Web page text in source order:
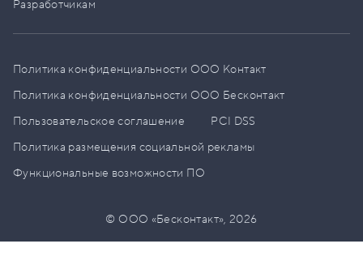
Разработчикам
Политика конфиденциальности ООО Контакт
Политика конфиденциальности ООО Бесконтакт
Пользовательское соглашение
PCI DSS
Политика размещения социальной рекламы
Функциональные возможности ПО
© ООО «Бесконтакт»,2026